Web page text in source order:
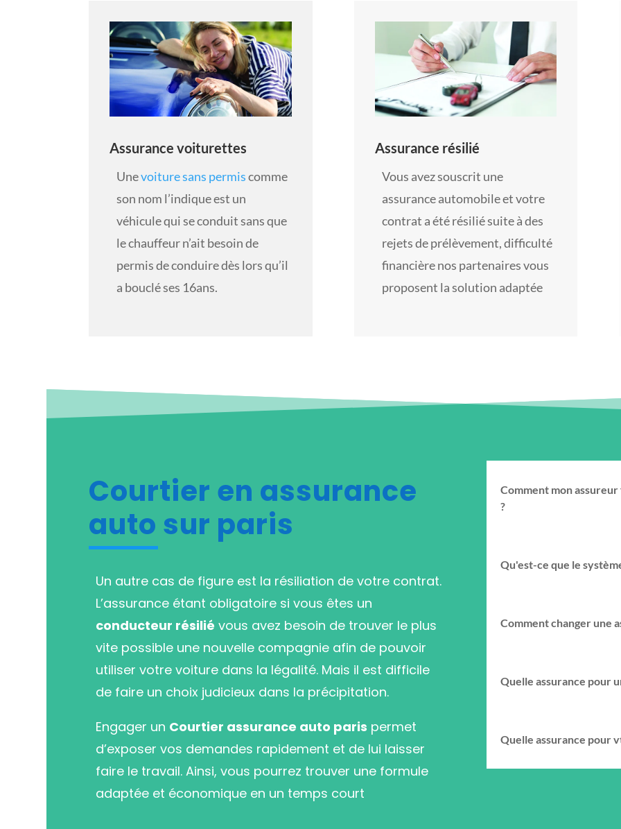
Assurance voiturettes
Unevoiture sans permiscomme
son nom l’indique est un
véhicule qui se conduit sans que
le chauffeur n’ait besoin de
permis de conduire dès lors qu’il
a bouclé ses 16ans.
Assurance résilié
Vous avez souscrit une
assurance automobile et votre
contrat a été résilié suite à des
rejets de prélèvement, difficulté
financière nos partenaires vous
proposent la solution adaptée
Courtier en assurance
auto sur paris
Un autre cas de figure est la résiliation de votre contrat.
L’assurance étant obligatoire si vous êtes un
conducteur résilié vous avez besoin de trouver le plus
vite possible une nouvelle compagnie afin de pouvoir
utiliser votre voiture dans la légalité. Mais il est difficile
de faire un choix judicieux dans la précipitation.
Engager un Courtier assurance auto paris permet
d’exposer vos demandes rapidement et de lui laisser
faire le travail. Ainsi, vous pourrez trouver une formule
adaptée et économique en un temps court
Comment mon
?
Qu'est-ce que le
Comment changer une
Quelle assurance pour
Quelle assurance pour